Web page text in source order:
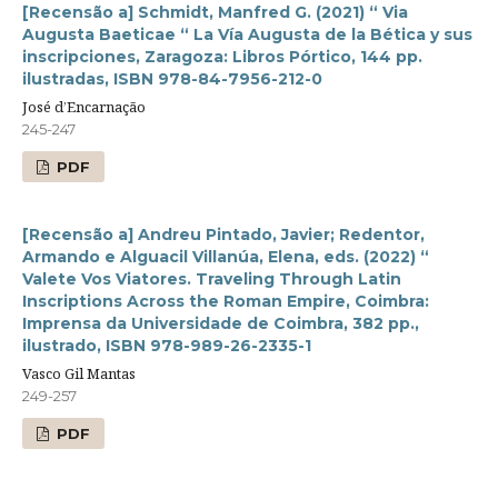
[Recensão a] Schmidt, Manfred G. (2021) “ Via
Augusta Baeticae “ La Vía Augusta de la Bética y sus
inscripciones, Zaragoza: Libros Pórtico, 144 pp.
ilustradas, ISBN 978-84-7956-212-0
José d’Encarnação
245-247
PDF
[Recensão a] Andreu Pintado, Javier; Redentor,
Armando e Alguacil Villanúa, Elena, eds. (2022) “
Valete Vos Viatores. Traveling Through Latin
Inscriptions Across the Roman Empire, Coimbra:
Imprensa da Universidade de Coimbra, 382 pp.,
ilustrado, ISBN 978-989-26-2335-1
Vasco Gil Mantas
249-257
PDF